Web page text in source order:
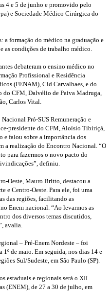
4 e 5 de junho e promovido pelo
e Sociedade Médico Cirúrgica do
a formação do médico na graduação e
as condições de trabalho médico.
debateram o ensino médico no
Profissional e Residência
(FENAM), Cid Carvalhaes, e do
do CFM, Dalvélio de Paiva Madruga,
Carlos Vital.
Pró-SUS Remuneração e
presidente do CFM, Aloísio Tibiriçá,
e falou sobre a importância dos
a realização do Encontro Nacional. “O
para fazermos o novo pacto do
definiu.
Oeste, Mauro Britto, destacou a
e Centro-Oeste. Para ele, foi uma
das regiões, facilitando as
Enem nacional. “Ao levarmos as
dos diversos temas discutidos,
avalia.
– Pré-Enem Nordeste – foi
de maio. Em seguida, nos dias 14 e
Sul/Sudeste, em São Paulo (SP).
estaduais e regionais será o XII
(ENEM), de 27 a 30 de julho, em